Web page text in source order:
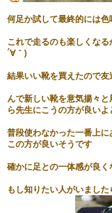
何足か試して最終的には
これで走るのも楽しくな
´∀｀)
結果いい靴を買えたので友
んで新しい靴を意気揚々
ら先生にこうの方が良い
普段使わなかった一番上
この方が良いそうです
確かに足との一体感が良
もし知りたい人がいまし